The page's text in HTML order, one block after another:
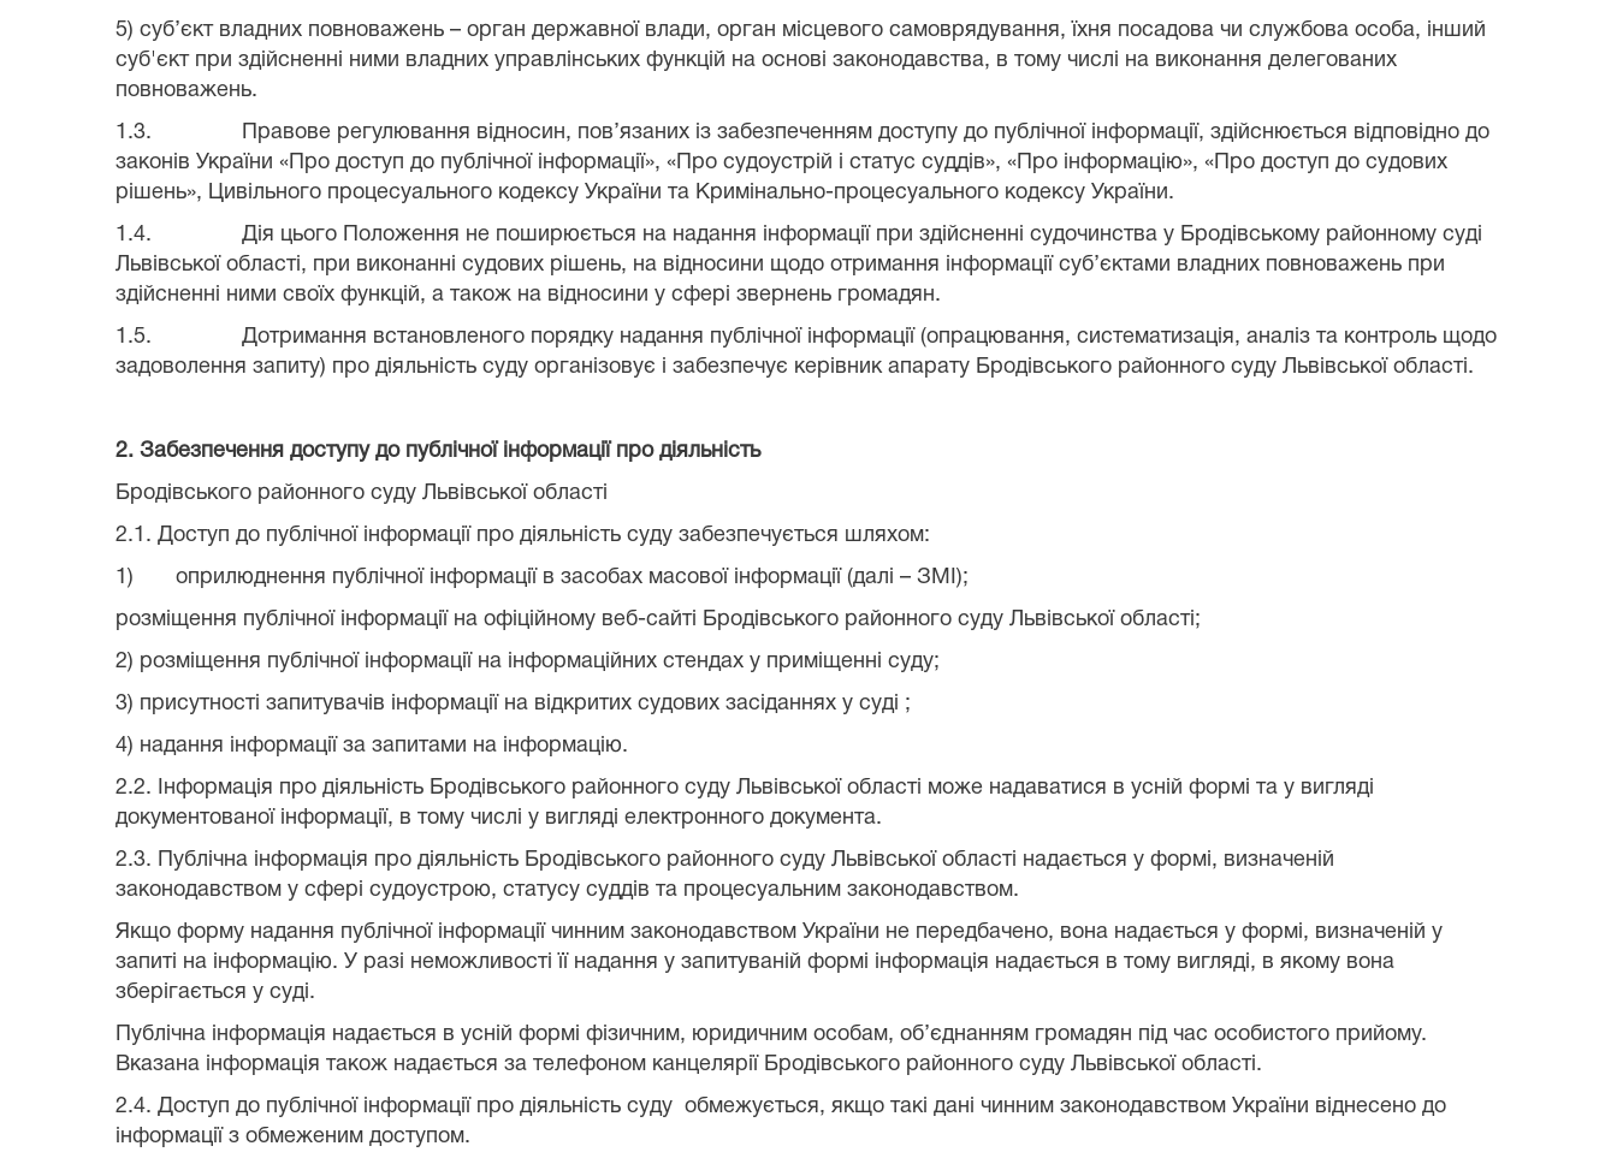
5) суб’єкт владних повноважень – орган державної влади, орган місцевого самоврядування, їхня посадова чи службова особа, інший
суб'єкт при здійсненні ними владних управлінських функцій на основі законодавства, в тому числі на виконання делегованих
повноважень.
1.3.
Правове регулювання відносин, пов’язаних із забезпеченням доступу до публічної інформації, здійснюється відповідно до
законів України «Про доступ до публічної інформації», «Про судоустрій і статус суддів», «Про інформацію», «Про доступ до судових
рішень», Цивільного процесуального кодексу України та Кримінально-процесуального кодексу України.
1.4. Дія цього Положення не поширюється на надання інформації при здійсненні судочинства у Бродівському районному суді
Львівської області, при виконанні судових рішень, на відносини щодо отримання інформації суб’єктами владних повноважень при
здійсненні ними своїх функцій, а також на відносини у сфері звернень громадян.
1.5.
Дотримання встановленого порядку надання публічної інформації (опрацювання, систематизація, аналіз та контроль щодо
задоволення запиту) про діяльність суду організовує і забезпечує керівник апарату Бродівського районного суду Львівської області.
2. Забезпечення доступу до публічної інформації про діяльність
Бродівського районного суду Львівської області
2.1. Доступ до публічної інформації про діяльність суду забезпечується шляхом:
1) оприлюднення публічної інформації в засобах масової інформації (далі – ЗМІ);
розміщення публічної інформації на офіційному веб-сайті Бродівського районного суду Львівської області;
2) розміщення публічної інформації на інформаційних стендах у приміщенні суду;
3) присутності запитувачів інформації на відкритих судових засіданнях у суді ;
4) надання інформації за запитами на інформацію.
2.2. Інформація про діяльність Бродівського районного суду Львівської області може надаватися в усній формі та у вигляді
документованої інформації, в тому числі у вигляді електронного документа.
2.3. Публічна інформація про діяльність Бродівського районного суду Львівської області надається у формі, визначеній
законодавством у сфері судоустрою, статусу суддів та процесуальним законодавством.
Якщо форму надання публічної інформації чинним законодавством України не передбачено, вона надається у формі, визначеній у
запиті на інформацію. У разі неможливості її надання у запитуваній формі інформація надається в тому вигляді, в якому вона
зберігається у суді.
Публічна інформація надається в усній формі фізичним, юридичним особам, об’єднанням громадян під час особистого прийому.
Вказана інформація також надається за телефоном канцелярії Бродівського районного суду Львівської області.
2.4. Доступ до публічної інформації про діяльність суду обмежується, якщо такі дані чинним законодавством України віднесено до
інформації з обмеженим доступом.